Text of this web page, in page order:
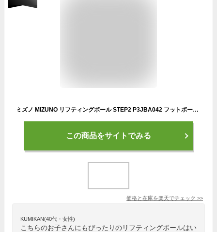
ミズノ MIZUNO リフティングボール STEP2 P3JBA042 フットボール サッカー ボール 【365日あす楽対応】
この商品をサイトでみる
価格と在庫を楽天でチェック >>
KUMIKAN(40代・女性)
こちらのお子さんにもぴったりのリフティングボールはい